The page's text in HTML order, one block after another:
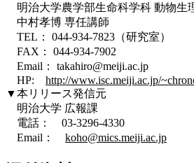
明治大学農学部生命科学科 動物生
中村孝博 専任講師
TEL： 044-934-7823（研究室）
FAX： 044-934-7902
Email： takahiro@meiji.ac.jp
HP: http://www.isc.meiji.ac.jp/
▼本リリース発信元
明治大学 広報課
電話： 03-3296-4330
Email： koho@mics.meiji.ac.jp